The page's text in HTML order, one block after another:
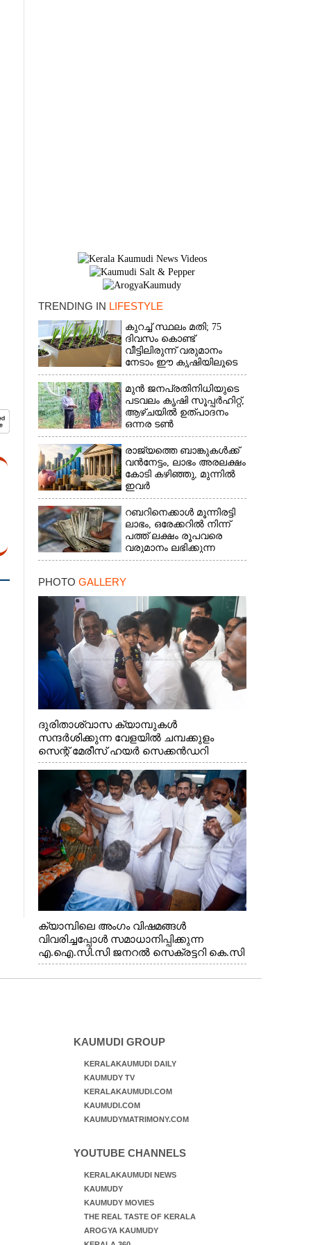
TRENDING IN LIFESTYLE
കുറച്ച് സ്ഥലം മതി; 75
ദിവസം കൊണ്ട്
വീട്ടിലിരുന്ന് വരുമാനം
നേടാം ഈ കൃഷിയിലൂടെ
മുൻ ജനപ്രതിനിധിയുടെ
പടവലം കൃഷി സൂപ്പർഹിറ്റ്,​
ആഴ്ചയിൽ ഉത്പാദനം
ഒന്നര ടൺ
രാജ്യത്തെ ബാങ്കുകൾക്ക്
വൻനേട്ടം,​ ലാഭം അരലക്ഷം
കോടി കഴിഞ്ഞു,​ മുന്നിൽ
ഇവർ
റബറിനെക്കാൾ മൂന്നിരട്ടി
ലാഭം,​ ഒരേക്കറിൽ നിന്ന്
പത്ത് ലക്ഷം രൂപവരെ
വരുമാനം ലഭിക്കുന്ന
കൃഷിക്ക് ഡിമാൻഡേറുന്നു
PHOTO GALLERY
ദുരിതാശ്വാസ ക്യാമ്പുകൾ
സന്ദർശിക്കുന്ന വേളയിൽ ചമ്പക്കുളം
സെന്റ് മേരീസ് ഹയർ സെക്കൻഡറി
സ്കൂളിലെ ക്യാമ്പിലെത്തിയ എ.ഐ.സി.സി
ജനറൽ സെക്രട്ടറി കെ.സി
വേണുഗോപാൽ എം.പി കുരുന്നിനെ
എടുത്ത് ലാളിച്ചപ്പോൾ. സഹകരണ-
എക്സൈസ് വകുപ്പ് മന്ത്രി എം. ലിജു,
കൃഷിവകുപ്പ് മന്ത്രി ടി. സിദ്ദിഖ്, റെജി
ചെറിയാൻ എം. എൽ. എ എന്നിവർ സമീപം
ക്യാമ്പിലെ അംഗം വിഷമങ്ങൾ
വിവരിച്ചപ്പോൾ സമാധാനിപ്പിക്കുന്ന
എ.ഐ.സി.സി ജനറൽ സെക്രട്ടറി കെ.സി
വേണുഗോപാൽ എം.പി. സഹകരണ-
എക്സൈസ് വകുപ്പ് മന്ത്രി എം. ലിജു,
KAUMUDI GROUP
KERALAKAUMUDI DAILY
KAUMUDY TV
KERALAKAUMUDI.COM
KAUMUDI.COM
KAUMUDYMATRIMONY.COM
YOUTUBE CHANNELS
KERALAKAUMUDI NEWS
KAUMUDY
KAUMUDY MOVIES
THE REAL TASTE OF KERALA
AROGYA KAUMUDY